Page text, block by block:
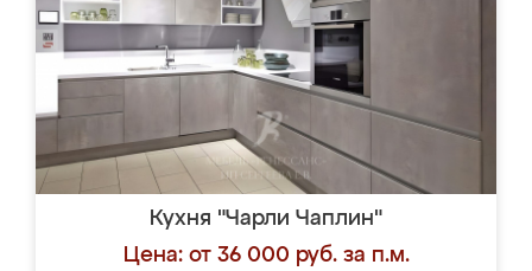
Кухня "Чарли Чаплин"
Цена: от 36 000 руб. за п.м.